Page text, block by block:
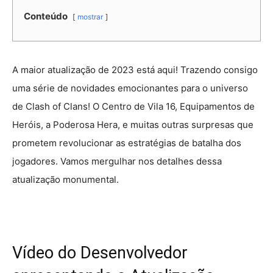
Conteúdo mostrar
A maior atualização de 2023 está aqui! Trazendo consigo
uma série de novidades emocionantes para o universo
de Clash of Clans! O Centro de Vila 16, Equipamentos de
Heróis, a Poderosa Hera, e muitas outras surpresas que
prometem revolucionar as estratégias de batalha dos
jogadores. Vamos mergulhar nos detalhes dessa
atualização monumental.
Vídeo do Desenvolvedor